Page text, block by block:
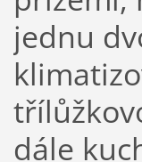
jednu
dále